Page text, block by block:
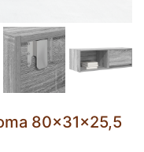
80x31x25,5